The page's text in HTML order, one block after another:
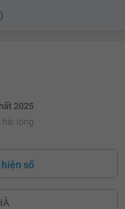
2025
lòng
số